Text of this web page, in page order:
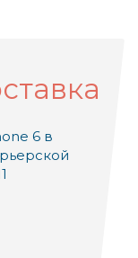
6 в